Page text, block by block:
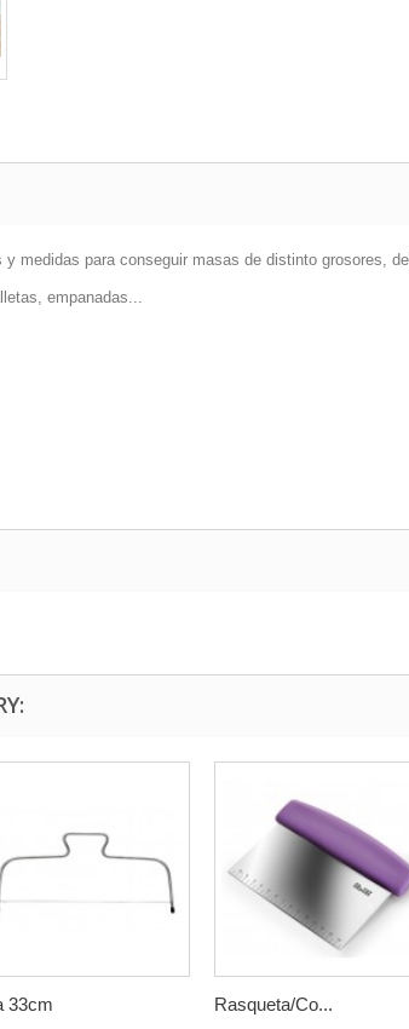
medidas para conseguir masas de distinto grosores,
empanadas...
33cm Rasqueta/Co...